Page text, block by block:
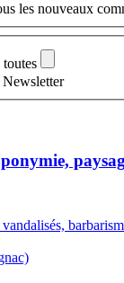
les nouveaux
toutes